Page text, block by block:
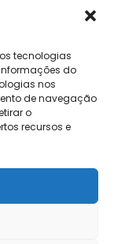
tecnologias
do
nos
de navegação
o
recursos e
Soluções
DP e RH
NG Folha
eKeep
FisCo